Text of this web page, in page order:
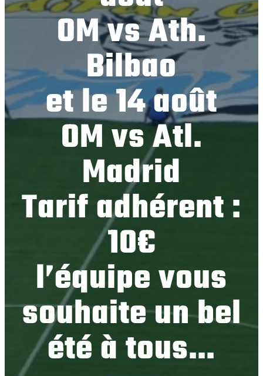
OM vs Ath.
Bilbao
et le 14 août
OM vs Atl.
Madrid
Tarif adhérent :
10€
l’équipe vous
souhaite un bel
été à tous…